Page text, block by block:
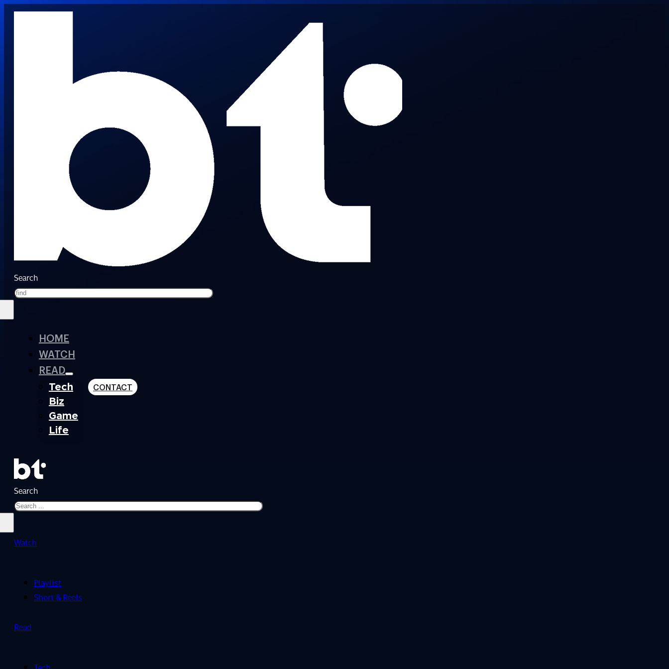
Search
HOME
WATCH
READ
Tech
Biz
Game
Life
CONTACT
Search
Watch
Playlist
Short & Reels
Read